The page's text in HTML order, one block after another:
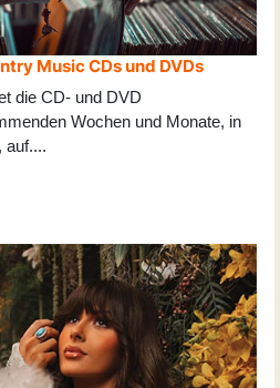
Music CDs und DVDs
die CD- und DVD
Wochen und Monate, in
auf....